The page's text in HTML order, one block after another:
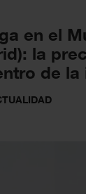
en el
la
de